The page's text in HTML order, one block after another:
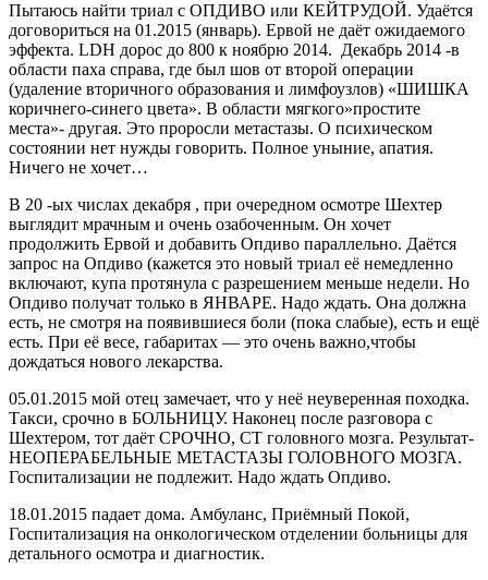
Пытаюсь найти триал с ОПДИВО или КЕЙТРУДОЙ. Удаётся
договориться на 01.2015 (январь). Ервой не даёт ожидаемого
эффекта. LDH дорос до 800 к ноябрю 2014. Декабрь 2014 -в
области паха справа, где был шов от второй операции
(удаление вторичного образования и лимфоузлов) «ШИШКА
коричнего-синего цвета». В области мягкого»простите
места»- другая. Это проросли метастазы. О психическом
состоянии нет нужды говорить. Полное уныние, апатия.
Ничего не хочет…
В 20 -ых числах декабря , при очередном осмотре Шехтер
выглядит мрачным и очень озабоченным. Он хочет
продолжить Ервой и добавить Опдиво параллельно. Даётся
запрос на Опдиво (кажется это новый триал её немедленно
включают, купа протянула с разрешением меньше недели. Но
Опдиво получат только в ЯНВАРЕ. Надо ждать. Она должна
есть, не смотря на появившиеся боли (пока слабые), есть и ещё
есть. При её весе, габаритах — это очень важно,чтобы
дождаться нового лекарства.
05.01.2015 мой отец замечает, что у неё неуверенная походка.
Такси, срочно в БОЛЬНИЦУ. Наконец после разговора с
Шехтером, тот даёт СРОЧНО, СТ головного мозга. Результат-
НЕОПЕРАБЕЛЬНЫЕ МЕТАСТАЗЫ ГОЛОВНОГО МОЗГА.
Госпитализации не подлежит. Надо ждать Опдиво.
18.01.2015 падает дома. Амбуланс, Приёмный Покой,
Госпитализация на онкологическом отделении больницы для
детального осмотра и диагностик.